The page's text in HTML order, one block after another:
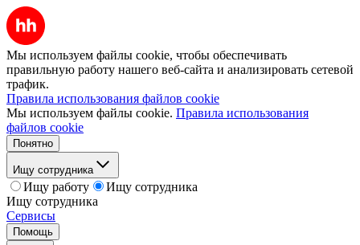
Мы используем файлы cookie, чтобы обеспечивать
правильную работу нашего веб-сайта и анализировать сетевой
трафик.
Правила использования файлов cookie
Мы используем файлы cookie. Правила использования
файлов cookie
Понятно
Ищу сотрудника
Ищу работу
Ищу сотрудника
Ищу сотрудника
Сервисы
Помощь